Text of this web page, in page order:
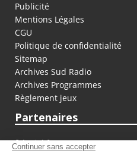
Publicité
Mentions Légales
CGU
Politique de confidentialité
Sitemap
Archives Sud Radio
Archives Programmes
Règlement jeux
Partenaires
fiducial.fr